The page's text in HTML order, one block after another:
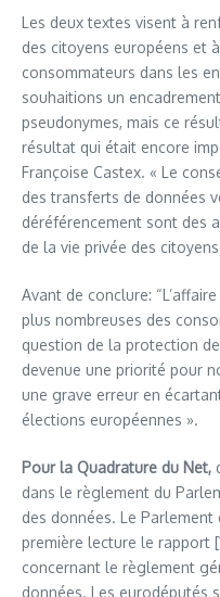
Les deux textes visent à
des citoyens européens et
consommateurs dans les
souhaitions un
pseudonymes, mais ce
résultat qui était encore
Françoise Castex. « Le
des transferts de données
déréférencement sont des
de la vie privée des
Avant de conclure:
plus nombreuses des
question de la protection
devenue une priorité pour
une grave erreur en
élections européennes ».
Pour la Quadrature du Net,
dans le règlement du
des données. Le Parlement
première lecture le rapport
concernant le règlement
données. Les eurodéputés